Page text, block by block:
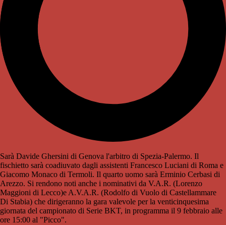
Sarà Davide Ghersini di Genova l'arbitro di Spezia-Palermo. Il
fischietto sarà coadiuvato dagli assistenti Francesco Luciani di Roma e
Giacomo Monaco di Termoli. Il quarto uomo sarà Erminio Cerbasi di
Arezzo. Si rendono noti anche i nominativi da V.A.R. (Lorenzo
Maggioni di Lecco)e A.V.A.R. (Rodolfo di Vuolo di Castellammare
Di Stabia) che dirigeranno la gara valevole per la venticinquesima
giornata del campionato di Serie BKT, in programma il 9 febbraio alle
ore 15:00 al "Picco".